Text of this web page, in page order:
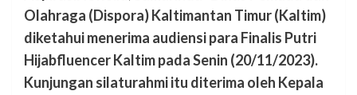
Olahraga (Dispora) Kaltimantan Timur (Kaltim)
diketahui menerima audiensi para Finalis Putri
Hijabfluencer Kaltim pada Senin (20/11/2023).
Kunjungan silaturahmi itu diterima oleh Kepala